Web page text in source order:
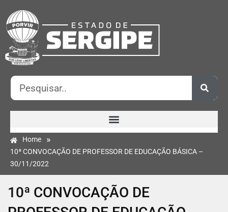
Home »
10ª CONVOCAÇÃO DE PROFESSOR DE EDUCAÇÃO BÁSICA –
30/11/2022
10ª CONVOCAÇÃO DE